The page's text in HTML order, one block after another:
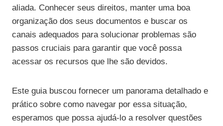
aliada. Conhecer seus direitos, manter uma boa
organização dos seus documentos e buscar os
canais adequados para solucionar problemas são
passos cruciais para garantir que você possa
acessar os recursos que lhe são devidos.
Este guia buscou fornecer um panorama detalhado e
prático sobre como navegar por essa situação,
esperamos que possa ajudá-lo a resolver questões